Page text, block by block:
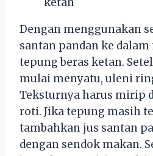
Dengan menggunakan
santan pandan ke
tepung beras ketan.
mulai menyatu, uleni
Teksturnya harus mirip
roti. Jika tepung masih
tambahkan jus santan
dengan sendok makan.